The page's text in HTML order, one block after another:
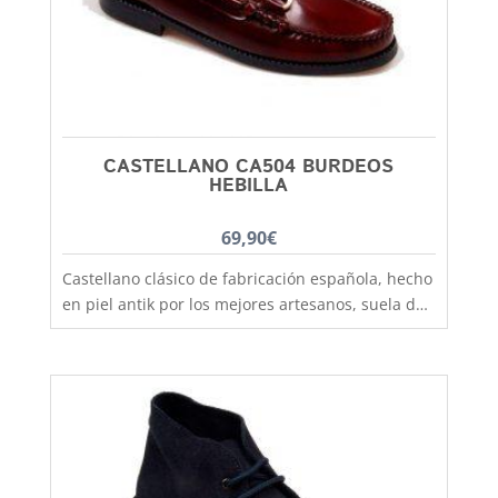
poquito!
CASTELLANO CA504 BURDEOS
HEBILLA
69,90€
Castellano clásico de fabricación española, hecho
en piel antik por los mejores artesanos, suela de
goma antideslizante que aislara tu pie del frío y
utilizarlo tanto para colegio como para vestir más
formal y lo mismo chicos que chicas. El castellano
con la suela de goma lo tenemos disponible
desde la talla 35 a la 41. En Capitán Malaspina
zapatos mas baratos y de mejor calidad.